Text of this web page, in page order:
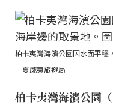
柏卡夷灣海濱公園因水面平穩
｜夏威夷旅遊局
柏卡夷灣海濱公園